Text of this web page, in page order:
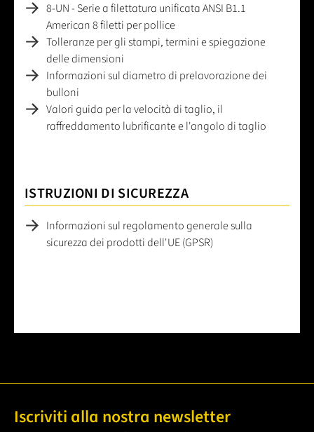
8-UN - Serie a filettatura unificata ANSI B1.1
American 8 filetti per pollice
Tolleranze per gli stampi, termini e spiegazione
delle dimensioni
Informazioni sul diametro di prelavorazione dei
bulloni
Valori guida per la velocità di taglio, il
raffreddamento lubrificante e l'angolo di taglio
ISTRUZIONI DI SICUREZZA
Informazioni sul regolamento generale sulla
sicurezza dei prodotti dell'UE (GPSR)
Iscriviti alla nostra newsletter